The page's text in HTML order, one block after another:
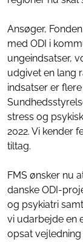
Ansøger,
med ODI i
ungeindsatser,
udgivet en lang
indsatser er
stress og
2022. Vi kender
tiltag.
FMS ønsker nu
danske ODI-
og psykiatri
vi udarbejde en
opsat